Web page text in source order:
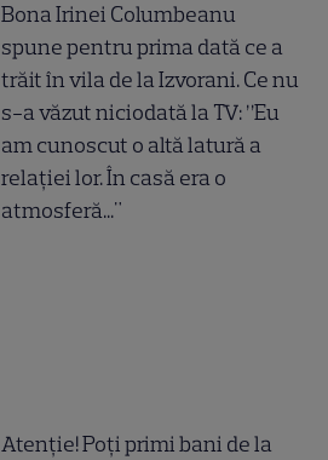
Bona Irinei Columbeanu
spune pentru prima dată ce a
trăit în vila de la Izvorani. Ce nu
s-a văzut niciodată la TV: ”Eu
am cunoscut o altă latură a
relației lor. În casă era o
atmosferă..."
Atenție! Poți primi bani de la